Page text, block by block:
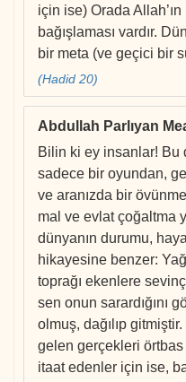
için ise) Orada Allah’ın
bağışlaması vardır.
bir meta (ve geçici bir
(Hadid 20)
Abdullah Parlıyan
Bilin ki ey insanlar! Bu
sadece bir oyundan,
ve aranızda bir
mal ve evlat çoğaltma
dünyanın durumu,
hikayesine benzer:
toprağı ekenlere
sen onun sarardığını
olmuş, dağılıp
gelen gerçekleri
itaat edenler için ise,